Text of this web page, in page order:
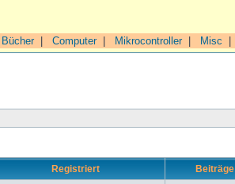
Bücher| Computer| Mikrocontroller| Misc
Registriert Beiträge